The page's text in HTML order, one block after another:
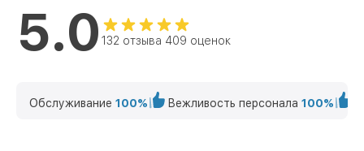
5.0 132 отзыва 409 оценок
Обслуживание 100% Вежливость персонала 100%